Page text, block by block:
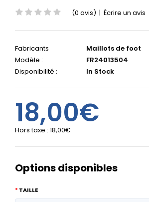
(0 avis) | Écrire un avis
Fabricants
Maillots de foot
Modèle :
FR24013504
Disponibilité :
In Stock
18,00€
Hors taxe : 18,00€
Options disponibles
TAILLE